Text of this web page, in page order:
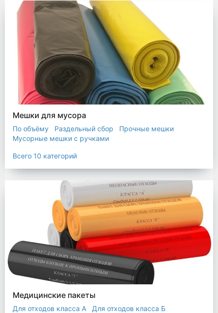
Мешки для мусора
По объёму Раздельный сбор
Прочные мешки
Мусорные мешки с ручками
Прозрачные мешки
Мешки строительные
Мешок для листьев
Всего 10 категорий
Медицинские пакеты
Для отходов класса А
Для отходов класса Б